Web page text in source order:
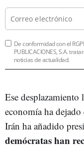
De conformidad con el
PUBLICACIONES, S.A.
noticias de actualidad.
Ese
economía ha
Irán ha añadido
demócratas han